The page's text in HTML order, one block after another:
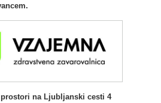
na Ljubljanski cesti 4